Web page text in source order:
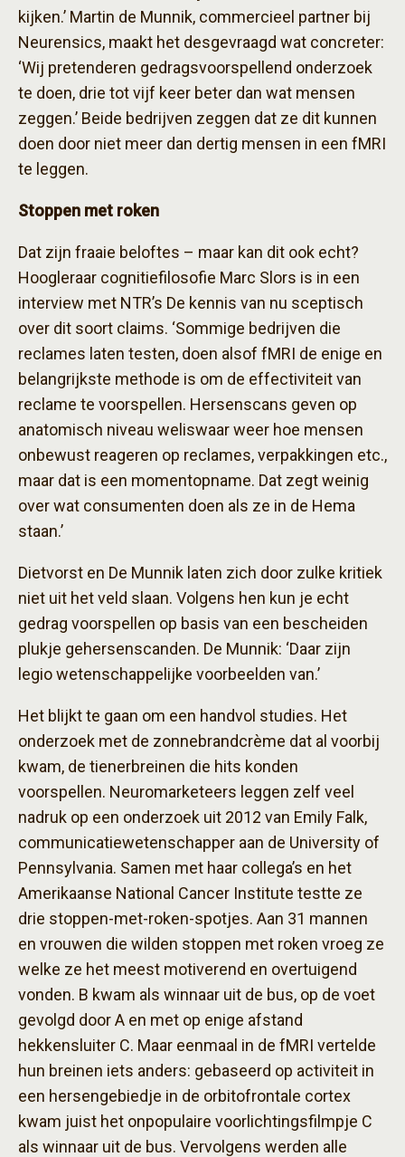
kijken.’ Martin de Munnik, commercieel partner bij
Neurensics, maakt het desgevraagd wat concreter:
‘Wij pretenderen gedragsvoorspellend onderzoek
te doen, drie tot vijf keer beter dan wat mensen
zeggen.’ Beide bedrijven zeggen dat ze dit kunnen
doen door niet meer dan dertig mensen in een fMRI
te leggen.
Stoppen met roken
Dat zijn fraaie beloftes – maar kan dit ook echt?
Hoogleraar cognitiefilosofie Marc Slors is in een
interview met NTR’s De kennis van nu sceptisch
over dit soort claims. ‘Sommige bedrijven die
reclames laten testen, doen alsof fMRI de enige en
belangrijkste methode is om de effectiviteit van
reclame te voorspellen. Hersenscans geven op
anatomisch niveau weliswaar weer hoe mensen
onbewust reageren op reclames, verpakkingen etc.,
maar dat is een momentopname. Dat zegt weinig
over wat consumenten doen als ze in de Hema
staan.’
Dietvorst en De Munnik laten zich door zulke kritiek
niet uit het veld slaan. Volgens hen kun je echt
gedrag voorspellen op basis van een bescheiden
plukje gehersenscanden. De Munnik: ‘Daar zijn
legio wetenschappelijke voorbeelden van.’
Het blijkt te gaan om een handvol studies. Het
onderzoek met de zonnebrandcrème dat al voorbij
kwam, de tienerbreinen die hits konden
voorspellen. Neuromarketeers leggen zelf veel
nadruk op een onderzoek uit 2012 van Emily Falk,
communicatiewetenschapper aan de University of
Pennsylvania. Samen met haar collega’s en het
Amerikaanse National Cancer Institute testte ze
drie stoppen-met-roken-spotjes. Aan 31 mannen
en vrouwen die wilden stoppen met roken vroeg ze
welke ze het meest motiverend en overtuigend
vonden. B kwam als winnaar uit de bus, op de voet
gevolgd door A en met op enige afstand
hekkensluiter C. Maar eenmaal in de fMRI vertelde
hun breinen iets anders: gebaseerd op activiteit in
een hersengebiedje in de orbitofrontale cortex
kwam juist het onpopulaire voorlichtingsfilmpje C
als winnaar uit de bus. Vervolgens werden alle